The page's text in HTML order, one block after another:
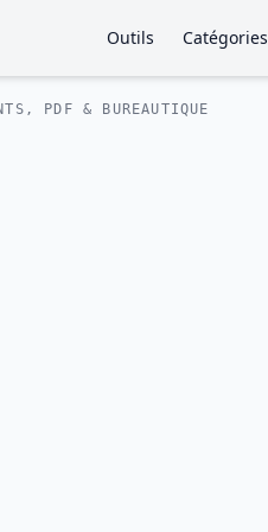
Outils Catégories
PDF & BUREAUTIQUE